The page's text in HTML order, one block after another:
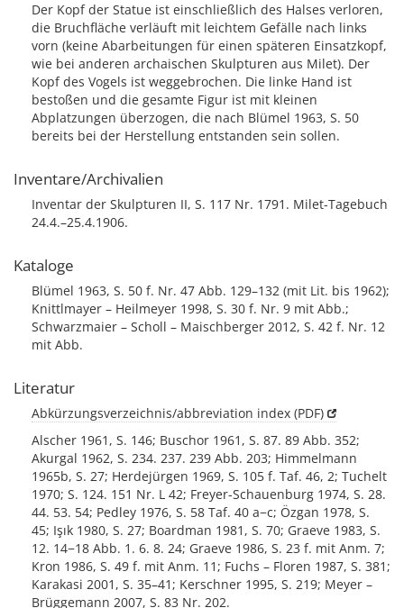
Der Kopf der Statue ist einschließlich des Halses verloren,
die Bruchfläche verläuft mit leichtem Gefälle nach links
vorn (keine Abarbeitungen für einen späteren Einsatzkopf,
wie bei anderen archaischen Skulpturen aus Milet). Der
Kopf des Vogels ist weggebrochen. Die linke Hand ist
bestoßen und die gesamte Figur ist mit kleinen
Abplatzungen überzogen, die nach Blümel 1963, S. 50
bereits bei der Herstellung entstanden sein sollen.
Inventare/Archivalien
Inventar der Skulpturen II, S. 117 Nr. 1791. Milet-Tagebuch
24.4.–25.4.1906.
Kataloge
Blümel 1963, S. 50 f. Nr. 47 Abb. 129–132 (mit Lit. bis 1962);
Knittlmayer – Heilmeyer 1998, S. 30 f. Nr. 9 mit Abb.;
Schwarzmaier – Scholl – Maischberger 2012, S. 42 f. Nr. 12
mit Abb.
Literatur
Abkürzungsverzeichnis/abbreviation index (PDF)
Alscher 1961, S. 146; Buschor 1961, S. 87. 89 Abb. 352;
Akurgal 1962, S. 234. 237. 239 Abb. 203; Himmelmann
1965b, S. 27; Herdejürgen 1969, S. 105 f. Taf. 46, 2; Tuchelt
1970; S. 124. 151 Nr. L 42; Freyer-Schauenburg 1974, S. 28.
44. 53. 54; Pedley 1976, S. 58 Taf. 40 a−c; Özgan 1978, S.
45; Işık 1980, S. 27; Boardman 1981, S. 70; Graeve 1983, S.
12. 14−18 Abb. 1. 6. 8. 24; Graeve 1986, S. 23 f. mit Anm. 7;
Kron 1986, S. 49 f. mit Anm. 11; Fuchs – Floren 1987, S. 381;
Karakasi 2001, S. 35–41; Kerschner 1995, S. 219; Meyer –
Brüggemann 2007, S. 83 Nr. 202.